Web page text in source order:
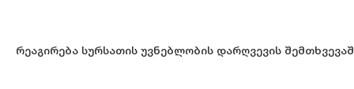
რეაგირება სურსათის უვნებლობის დარღვევის